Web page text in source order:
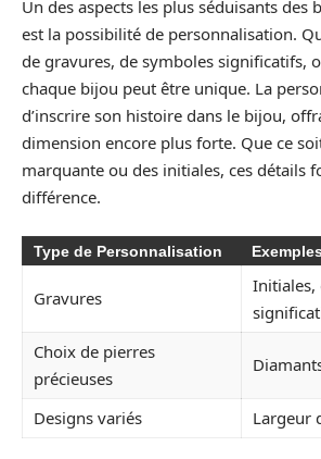
Un des aspects les plus séduisants des
est la possibilité de personnalisation.
de gravures, de symboles significatifs,
chaque bijou peut être unique. La
d’inscrire son histoire dans le bijou,
dimension encore plus forte. Que ce
marquante ou des initiales, ces détails
différence.
Type de Personnalisation Exemples
Gravures
Initiales,
Choix de pierres
précieuses
Designs variés Largeur